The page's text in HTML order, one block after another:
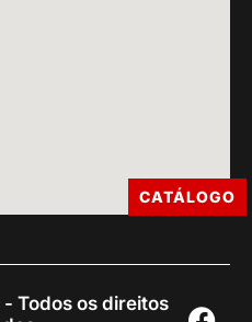
Todos os direitos
CATÁLOGO